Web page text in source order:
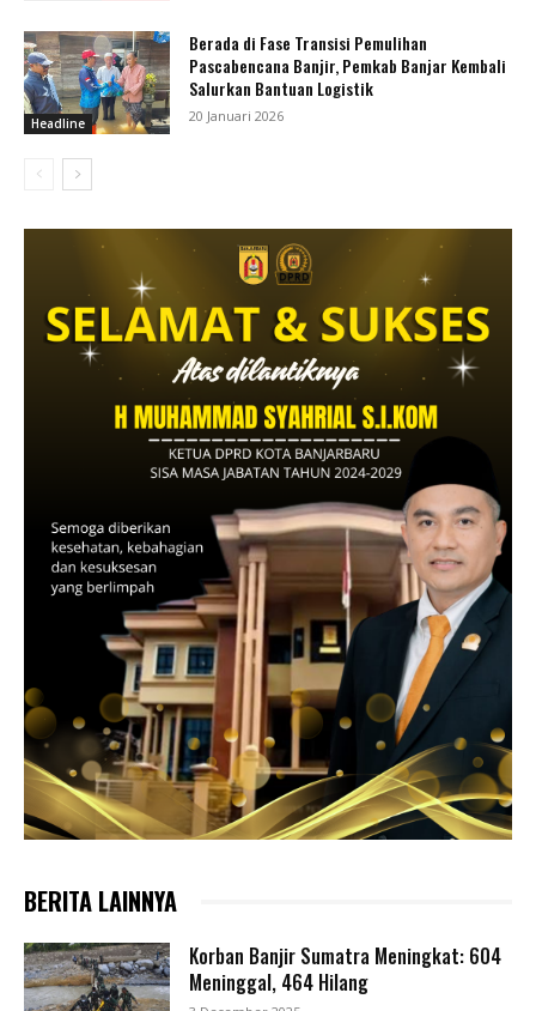
Headline
Berada di Fase Transisi Pemulihan
Pascabencana Banjir, Pemkab Banjar Kembali
Salurkan Bantuan Logistik
20 Januari 2026
BERITA LAINNYA
Korban Banjir Sumatra Meningkat: 604
Meninggal, 464 Hilang